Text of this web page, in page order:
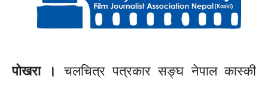
पोखरा ।
चलचित्र पत्रकार सङ्घ नेपाल कास्की